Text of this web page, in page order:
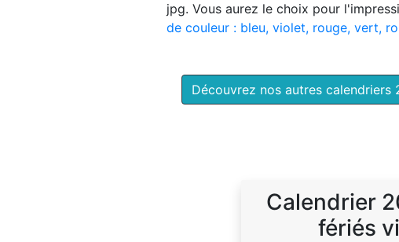
jpg. Vous aurez le choix pour
de couleur : bleu, violet, rouge, vert,
Découvrez nos autres calendriers
Calendrier
fériés